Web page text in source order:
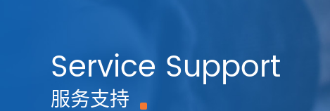
Service Support
服务支持